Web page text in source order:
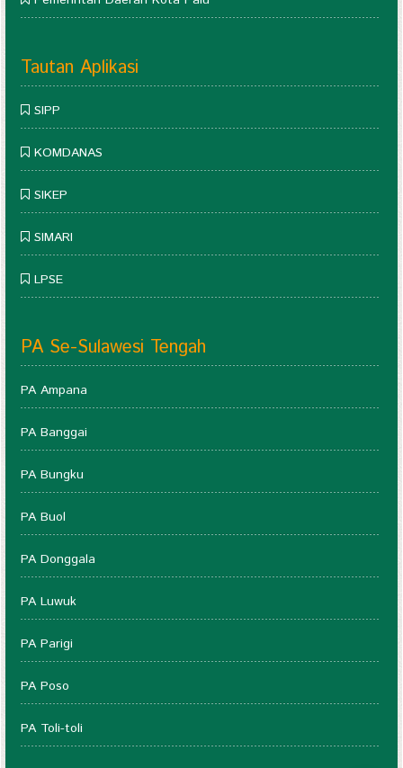
Tautan Aplikasi
SIPP
KOMDANAS
SIKEP
SIMARI
LPSE
PA Se-Sulawesi Tengah
PA Ampana
PA Banggai
PA Bungku
PA Buol
PA Donggala
PA Luwuk
PA Parigi
PA Poso
PA Toli-toli